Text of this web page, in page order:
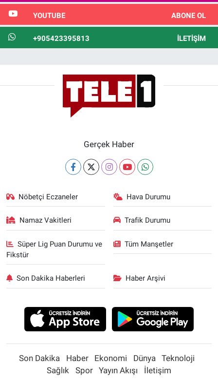
YOUTUBE ABONE OL
+905423395813 İLETIŞIM
Gerçek Haber
Nöbetçi Eczaneler Hava Durumu
Namaz Vakitleri Trafik Durumu
Süper Lig Puan Durumu ve
Fikstür
Tüm Manşetler
Son Dakika Haberleri Haber Arşivi
Son Dakika Haber Ekonomi Dünya
Teknoloji
Sağlık
Spor Yayın Akışı İletişim